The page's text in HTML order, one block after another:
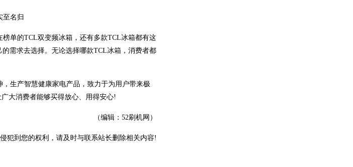
单的TCL双变频冰箱，还有多款TCL冰箱都有这
需求去选择。无论选择哪款TCL冰箱，消费者都
生产智慧健康家电产品，致力于为用户带来极
大消费者能够买得放心、用得安心!
（编辑：52刷机网）
犯到您的权利，请及时与联系站长删除相关内容!